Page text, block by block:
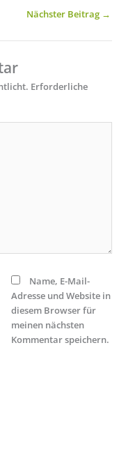
Nächster Beitrag →
Erforderliche
Name, E-Mail-
Adresse und Website in
diesem Browser für
meinen nächsten
Kommentar speichern.